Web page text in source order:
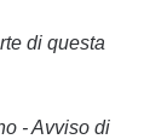
di questa
- Avviso di